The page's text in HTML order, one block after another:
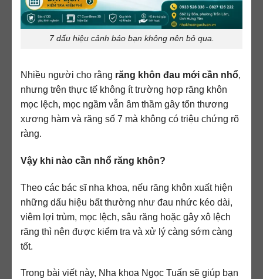
7 dấu hiệu cảnh báo bạn không nên bỏ qua.
Nhiều người cho rằng răng khôn đau mới cần nhổ,
nhưng trên thực tế không ít trường hợp răng khôn
mọc lệch, mọc ngầm vẫn âm thầm gây tổn thương
xương hàm và răng số 7 mà không có triệu chứng rõ
ràng.
Vậy khi nào cần nhổ răng khôn?
Theo các bác sĩ nha khoa, nếu răng khôn xuất hiện
những dấu hiệu bất thường như đau nhức kéo dài,
viêm lợi trùm, mọc lệch, sâu răng hoặc gây xô lệch
răng thì nên được kiểm tra và xử lý càng sớm càng
tốt.
Trong bài viết này, Nha khoa Ngọc Tuấn sẽ giúp bạn